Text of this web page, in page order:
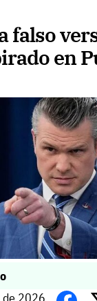
falso
en